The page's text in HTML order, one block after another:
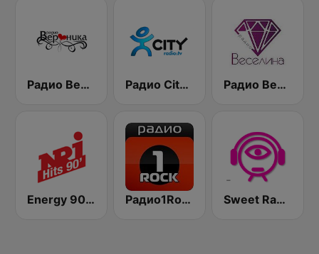
Радио Вероника 96.7 (Radio Veronika) Радио City 99.7 FM Радио Веселина 99.1 FM
Energy 90's Only Радио1Rock 98.3 FM ( Radio 1 Rock ) Sweet Radio Bulgaria